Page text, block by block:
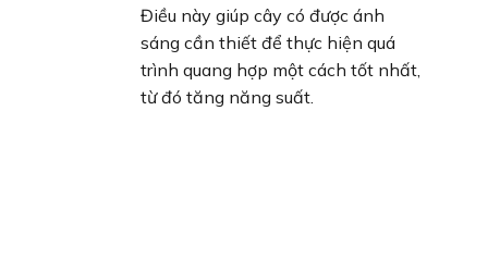
Điều này giúp cây có được ánh
sáng cần thiết để thực hiện quá
trình quang hợp một cách tốt nhất,
từ đó tăng năng suất.